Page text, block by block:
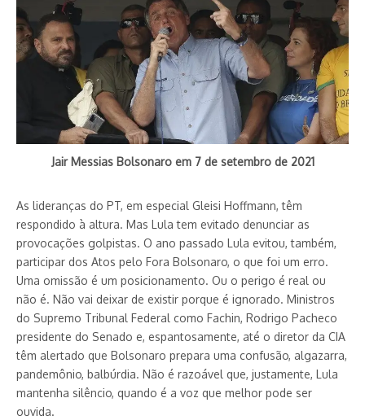
Jair Messias Bolsonaro em 7 de setembro de 2021
As lideranças do PT, em especial Gleisi Hoffmann, têm
respondido à altura. Mas Lula tem evitado denunciar as
provocações golpistas. O ano passado Lula evitou, também,
participar dos Atos pelo Fora Bolsonaro, o que foi um erro.
Uma omissão é um posicionamento. Ou o perigo é real ou
não é. Não vai deixar de existir porque é ignorado. Ministros
do Supremo Tribunal Federal como Fachin, Rodrigo Pacheco
presidente do Senado e, espantosamente, até o diretor da CIA
têm alertado que Bolsonaro prepara uma confusão, algazarra,
pandemônio, balbúrdia. Não é razoável que, justamente, Lula
mantenha silêncio, quando é a voz que melhor pode ser
ouvida.